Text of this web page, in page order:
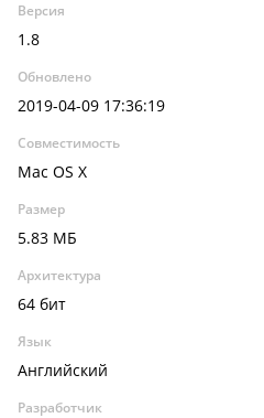
Версия
1.8
Обновлено
2019-04-09 17:36:19
Совместимость
Mac OS X
Размер
5.83 МБ
Архитектура
64 бит
Язык
Английский
Разработчик